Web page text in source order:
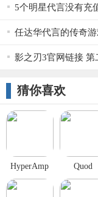
5个明星代言没有充
任达华代言的传奇
影之刃3官网链接
猜你喜欢
HyperAmp
Quod
Libet(音频